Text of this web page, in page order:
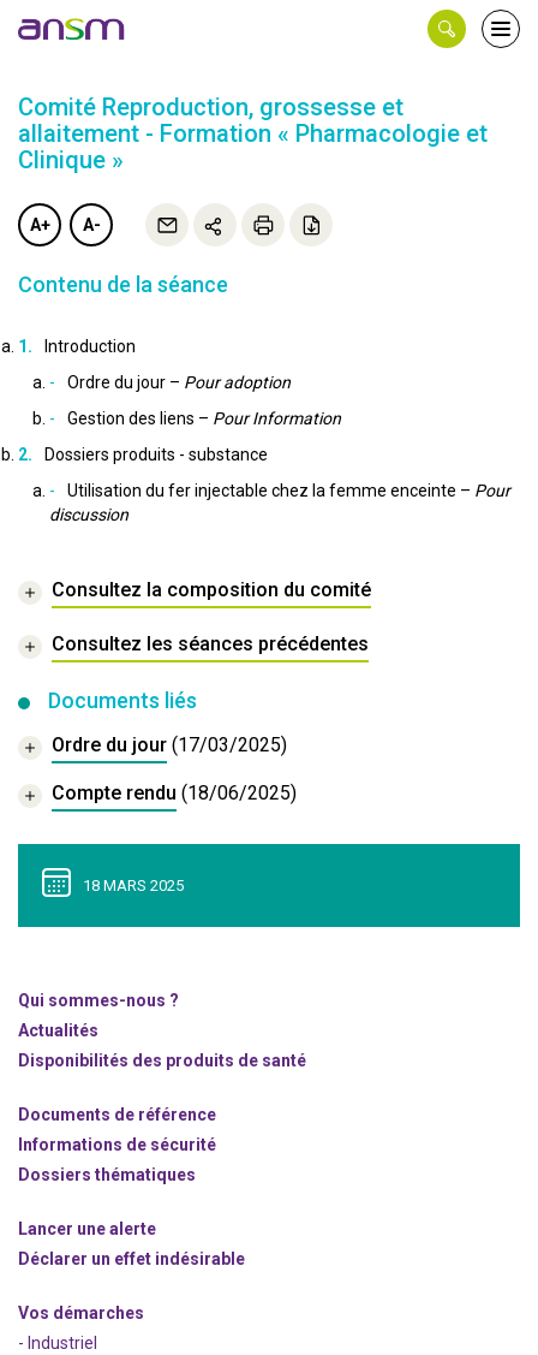
Comité Reproduction, grossesse et
allaitement - Formation « Pharmacologie et
Clinique »
A+ A-
Contenu de la séance
Introduction
Ordre du jour – Pour adoption
Gestion des liens – Pour Information
Dossiers produits - substance
Utilisation du fer injectable chez la femme enceinte – Pour
discussion
Consultez la composition du comité
Consultez les séances précédentes
Documents liés
Ordre du jour (17/03/2025)
Compte rendu (18/06/2025)
18 MARS 2025
Qui sommes-nous ?
Actualités
Disponibilités des produits de santé
Documents de référence
Informations de sécurité
Dossiers thématiques
Lancer une alerte
Déclarer un effet indésirable
Vos démarches
- Industriel